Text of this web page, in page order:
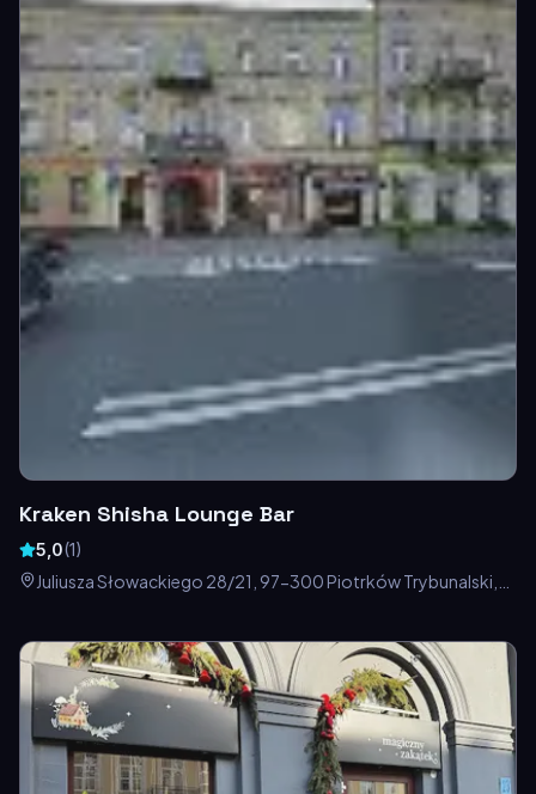
Kraken Shisha Lounge Bar
5,0(1)
Juliusza Słowackiego 28/21, 97-300 Piotrków Trybunalski,